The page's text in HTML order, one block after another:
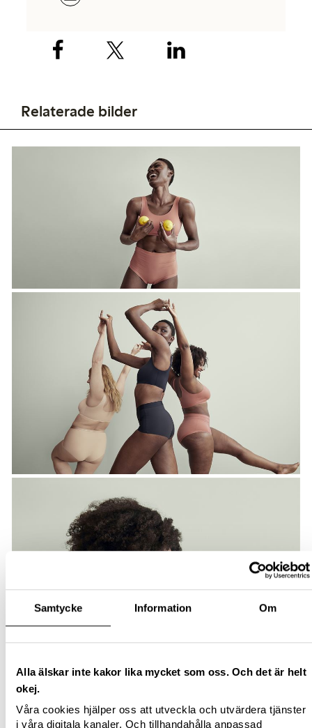
Samtycke Information Om
Alla älskar inte kakor lika mycket som oss. Och det är helt
okej.
Våra cookies hjälper oss att utveckla och utvärdera tjänster
i våra digitala kanaler. Och tillhandahålla anpassad
Relaterade bilder